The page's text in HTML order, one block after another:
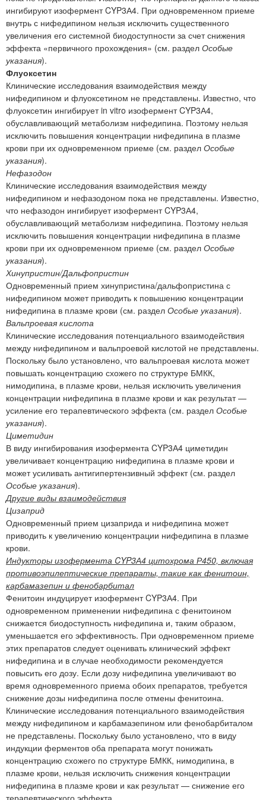
ингибируют изофермент CYP3А4. При одновременном приеме
внутрь с нифедипином нельзя исключить существенного
увеличения его системной биодоступности за счет снижения
эффекта «первичного прохождения» (см. раздел Особые
указания).
Флуоксетин
Клинические исследования взаимодействия между
нифедипином и флуоксетином не представлены. Известно, что
флуоксетин ингибирует in vitro изофермент CYP3А4,
обуславливающий метаболизм нифедипина. Поэтому нельзя
исключить повышения концентрации нифедипина в плазме
крови при их одновременном приеме (см. раздел Особые
указания).
Нефазодон
Клинические исследования взаимодействия между
нифедипином и нефазодоном пока не представлены. Известно,
что нефазодон ингибирует изофермент CYP3А4,
обуславливающий метаболизм нифедипина. Поэтому нельзя
исключить повышения концентрации нифедипина в плазме
крови при их одновременном приеме (см. раздел Особые
указания).
Хинупристин/Дальфопристин
Одновременный прием хинупристина/дальфопристина с
нифедипином может приводить к повышению концентрации
нифедипина в плазме крови (см. раздел Особые указания).
Вальпроевая кислота
Клинические исследования потенциального взаимодействия
между нифедипином и вальпроевой кислотой не представлены.
Поскольку было установлено, что вальпроевая кислота может
повышать концентрацию схожего по структуре БМКК,
нимодипина, в плазме крови, нельзя исключить увеличения
концентрации нифедипина в плазме крови и как результат —
усиление его терапевтического эффекта (см. раздел Особые
указания).
Циметидин
В виду ингибирования изофермента CYP3А4 циметидин
увеличивает концентрацию нифедипина в плазме крови и
может усиливать антигипертензивный эффект (см. раздел
Особые указания).
Другие виды взаимодействия
Цизаприд
Одновременный прием цизаприда и нифедипина может
приводить к увеличению концентрации нифедипина в плазме
крови.
Индукторы изофермента CYP3А4 цитохрома Р450, включая
противоэпилептические препараты, такие как фенитоин,
карбамазепин и фенобарбитал
Фенитоин индуцирует изофермент CYP3А4. При
одновременном применении нифедипина с фенитоином
снижается биодоступность нифедипина и, таким образом,
уменьшается его эффективность. При одновременном приеме
этих препаратов следует оценивать клинический эффект
нифедипина и в случае необходимости рекомендуется
повысить его дозу. Если дозу нифедипина увеличивают во
время одновременного приема обоих препаратов, требуется
снижение дозы нифедипина после отмены фенитоина.
Клинические исследования потенциального взаимодействия
между нифедипином и карбамазепином или фенобарбиталом
не представлены. Поскольку было установлено, что в виду
индукции ферментов оба препарата могут понижать
концентрацию схожего по структуре БМКК, нимодипина, в
плазме крови, нельзя исключить снижения концентрации
нифедипина в плазме крови и как результат — снижение его